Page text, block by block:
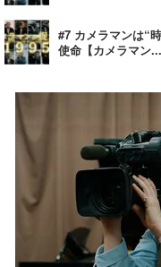
#7 カメラマンは“
使命【カメラマン...